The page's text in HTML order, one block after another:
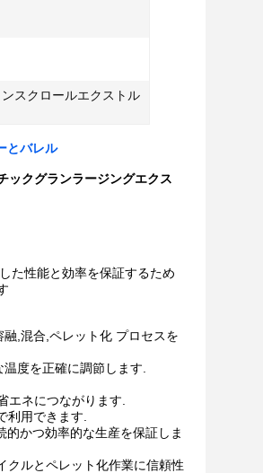
スクロールエクストル
とバレル
ックグランラージングエクス
た性能と効率を保証するため
,混合,ペレット化 プロセスを
度を正確に調節します.
エネにつながります.
利用できます.
かつ効率的な生産を保証しま
クルとペレット化作業に信頼性